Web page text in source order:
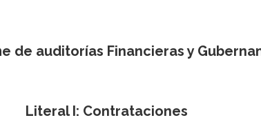
de auditorías Financieras y
Literal I: Contrataciones